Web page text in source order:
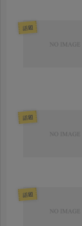
話題
話題
話題